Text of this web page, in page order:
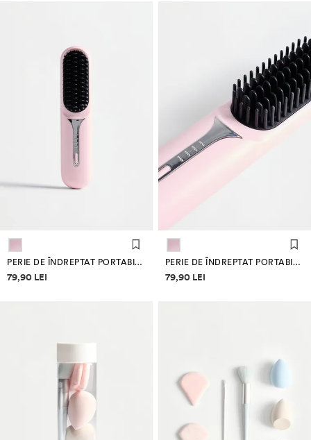
PERIE DE ÎNDREPTAT PORTABILĂ
Informații despre prețuri
79,90 LEI
PERIE DE ÎNDREPTAT PORTABILĂ
Informații despre prețuri
79,90 LEI